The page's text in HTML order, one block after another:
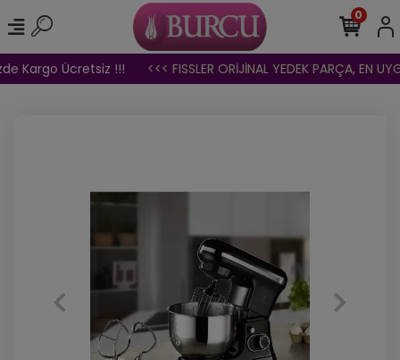
Kargo Ücretsiz !!! <<< FISSLER ORİJİNAL YEDEK PARÇA, EN
0